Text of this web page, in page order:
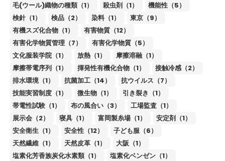
毛(ウール)織物の種類（1）
殺虫剤（1）
機能性（5）
検針（1）
検品（2） 染料（1）
東京（9）
有機スズ化合物（1）
有害物質（12）
有害化学物質管理（7）
有害化学物質（5）
文化服装学院（1）
放熱（1）
摩擦溶融（1）
摩擦帯電序列（1）
揮発性有機化合物（1）
接触冷感（2）
排水環境（1）
抗菌加工（14）
抗ウイルス（7）
技能実習制度（1）
微生物（1）
引き裂き（1）
帯電性試験（1）
布の風合い（3）
工場監査（1）
展示会（2）
寝具（1） 富岡製糸場（1）
安定剤（1）
安全衛生（1）
安全性（12）
子ども服（6）
天然繊維（1）
天然皮革（1）
大阪（1）
塩素化芳香族炭化水素類（1）
塩素化ベンゼン（1）